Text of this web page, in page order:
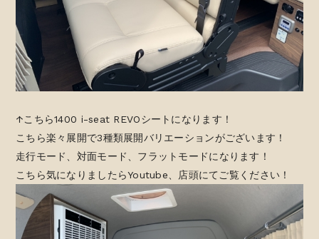
↑こちら1400 i-seat REVOシートになります！
こちら楽々展開で3種類展開バリエーションがございます！
走行モード、対面モード、フラットモードになります！
こちら気になりましたらYoutube、店頭にてご覧ください！